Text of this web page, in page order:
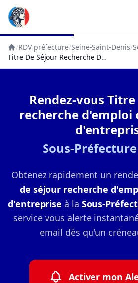
Accueil
/RDV préfecture/Seine-Saint-Denis/
Titre De Séjour Recherche D'emploi Ou Création D'entreprise
Rendez-vous
recherche d'emploi
Sous-
Obtenez rapidement un
de séjour recherche
d'entreprise à la Sous-
service vous alerte
email dès qu'un
Activer mon